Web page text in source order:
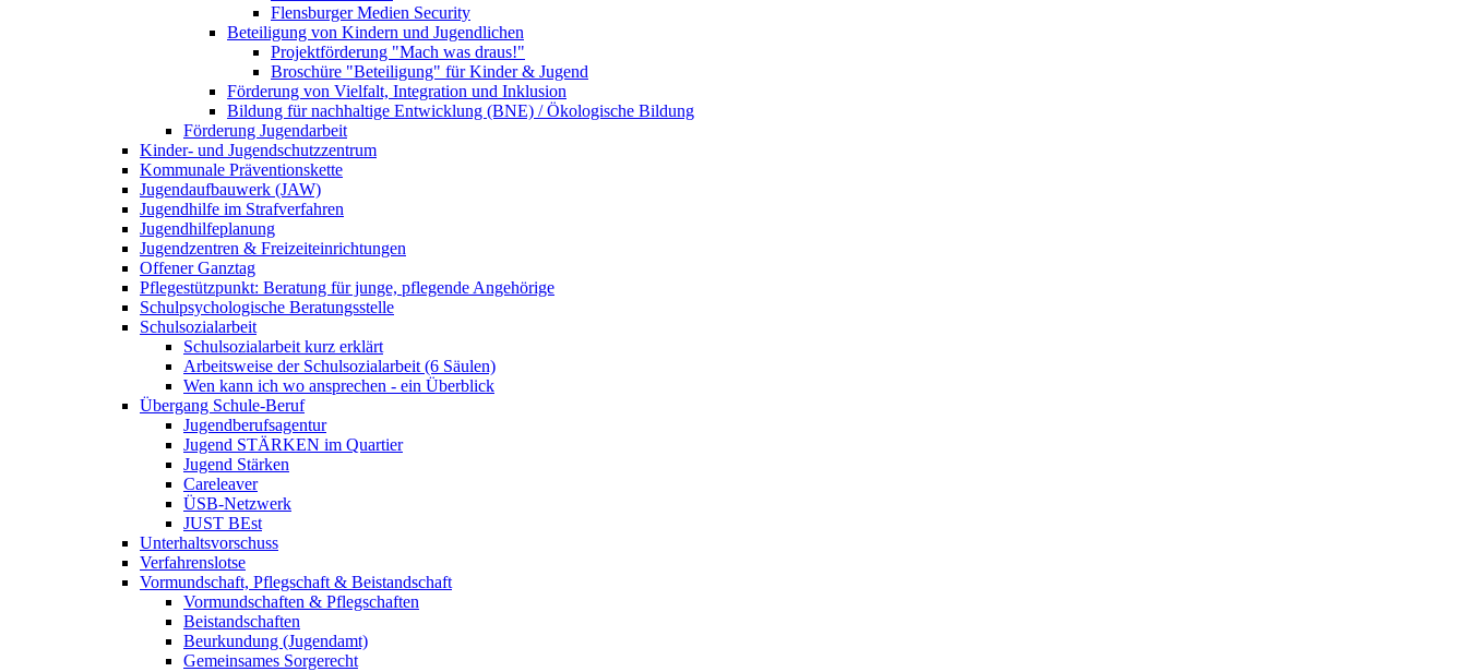
Flensburger Medien Security
Beteiligung von Kindern und Jugendlichen
Projektförderung "Mach was draus!"
Broschüre "Beteiligung" für Kinder & Jugend
Förderung von Vielfalt, Integration und Inklusion
Bildung für nachhaltige Entwicklung (BNE) / Ökologische Bildung
Förderung Jugendarbeit
Kinder- und Jugendschutzzentrum
Kommunale Präventionskette
Jugendaufbauwerk (JAW)
Jugendhilfe im Strafverfahren
Jugendhilfeplanung
Jugendzentren & Freizeiteinrichtungen
Offener Ganztag
Pflegestützpunkt: Beratung für junge, pflegende Angehörige
Schulpsychologische Beratungsstelle
Schulsozialarbeit
Schulsozialarbeit kurz erklärt
Arbeitsweise der Schulsozialarbeit (6 Säulen)
Wen kann ich wo ansprechen - ein Überblick
Übergang Schule-Beruf
Jugendberufsagentur
Jugend STÄRKEN im Quartier
Jugend Stärken
Careleaver
ÜSB-Netzwerk
JUST BEst
Unterhaltsvorschuss
Verfahrenslotse
Vormundschaft, Pflegschaft & Beistandschaft
Vormundschaften & Pflegschaften
Beistandschaften
Beurkundung (Jugendamt)
Gemeinsames Sorgerecht